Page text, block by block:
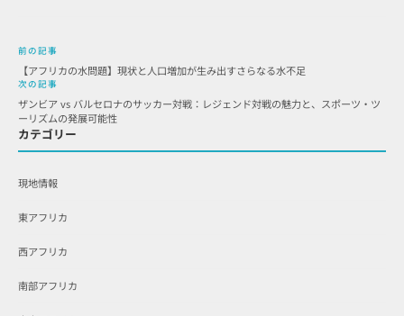
前の記事
【アフリカの水問題】現状と人口増加が生み出すさらなる水不足
次の記事
ザンビア vs バルセロナのサッカー対戦：レジェンド対戦の魅力と、スポーツ・ツ
ーリズムの発展可能性
カテゴリー
現地情報
東アフリカ
西アフリカ
南部アフリカ